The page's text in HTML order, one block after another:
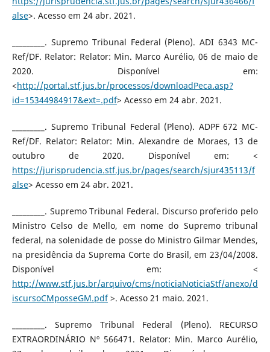
alse>. Acesso em 24 abr. 2021.
_________. Supremo Tribunal Federal (Pleno). ADI 6343 MC-
Ref/DF. Relator: Relator: Min. Marco Aurélio, 06 de maio de
2020. Disponível em:
<http://portal.stf.jus.br/processos/downloadPeca.asp?
id=15344984917&ext=.pdf> Acesso em 24 abr. 2021.
_________. Supremo Tribunal Federal (Pleno). ADPF 672 MC-
Ref/DF. Relator: Relator: Min. Alexandre de Moraes, 13 de
outubro de 2020. Disponível em: <
https://jurisprudencia.stf.jus.br/pages/search/sjur435113/f
alse> Acesso em 24 abr. 2021.
_________. Supremo Tribunal Federal. Discurso proferido pelo
Ministro Celso de Mello, em nome do Supremo tribunal
federal, na solenidade de posse do Ministro Gilmar Mendes,
na presidência da Suprema Corte do Brasil, em 23/04/2008.
Disponível em: <
http://www.stf.jus.br/arquivo/cms/noticiaNoticiaStf/anexo/d
iscursoCMposseGM.pdf>. Acesso 21 maio. 2021.
_________. Supremo Tribunal Federal (Pleno). RECURSO
EXTRAORDINÁRIO Nº 566471. Relator: Min. Marco Aurélio,